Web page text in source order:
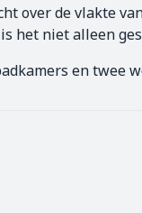
over de vlakte
het niet alleen
en twee